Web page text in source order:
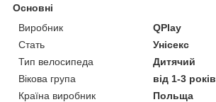
Основні
Виробник
QPlay
Стать
Унісекс
Тип велосипеда
Дитячий
Вікова група
від 1-3 років
Країна виробник
Польща